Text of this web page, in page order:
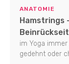
ANATOMIE
Hamstrings
im Yoga
gedehnt oder